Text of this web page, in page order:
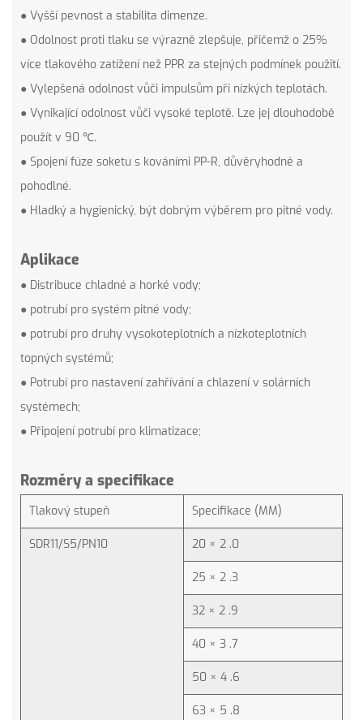
● Vyšší pevnost a stabilita dimenze.
● Odolnost proti tlaku se výrazně zlepšuje, přičemž o 25%
více tlakového zatížení než PPR za stejných podmínek použití.
● Vylepšená odolnost vůči impulsům při nízkých teplotách.
● Vynikající odolnost vůči vysoké teplotě. Lze jej dlouhodobě
použít v 90 ℃.
● Spojení fúze soketu s kováními PP-R, důvěryhodné a
pohodlné.
● Hladký a hygienický, být dobrým výběrem pro pitné vody.
Aplikace
● Distribuce chladné a horké vody;
● potrubí pro systém pitné vody;
● potrubí pro druhy vysokoteplotních a nízkoteplotních
topných systémů;
● Potrubí pro nastavení zahřívání a chlazení v solárních
systémech;
● Připojení potrubí pro klimatizace;
Rozměry a specifikace
Tlakový stupeň Specifikace (MM)
SDR11/S5/PN10 20 × 2 .0
25 × 2 .3
32 × 2 .9
40 × 3 .7
50 × 4 .6
63 × 5 .8